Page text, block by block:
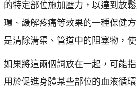
的特定部位施加壓力，以達到放
環、緩解疼痛等效果的一種保健
是清除溝渠、管道中的阻塞物，使
如果將這兩個詞放在一起，可能
用於促進身體某些部位的血液循